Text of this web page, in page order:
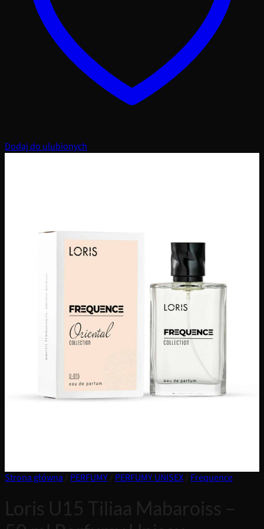
Dodaj do ulubionych
Strona główna PERFUMY PERFUMY UNISEX Frequence
Loris U15 Tiliaa Mabaroiss –